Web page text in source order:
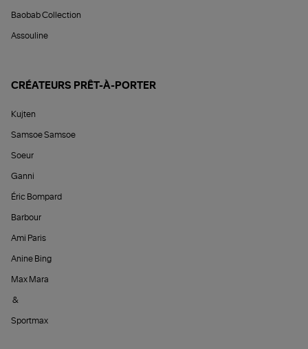
Baobab Collection
Assouline
CRÉATEURS PRÊT-À-PORTER
Kujten
Samsoe Samsoe
Soeur
Ganni
Éric Bompard
Barbour
Ami Paris
Anine Bing
Max Mara
&
Sportmax